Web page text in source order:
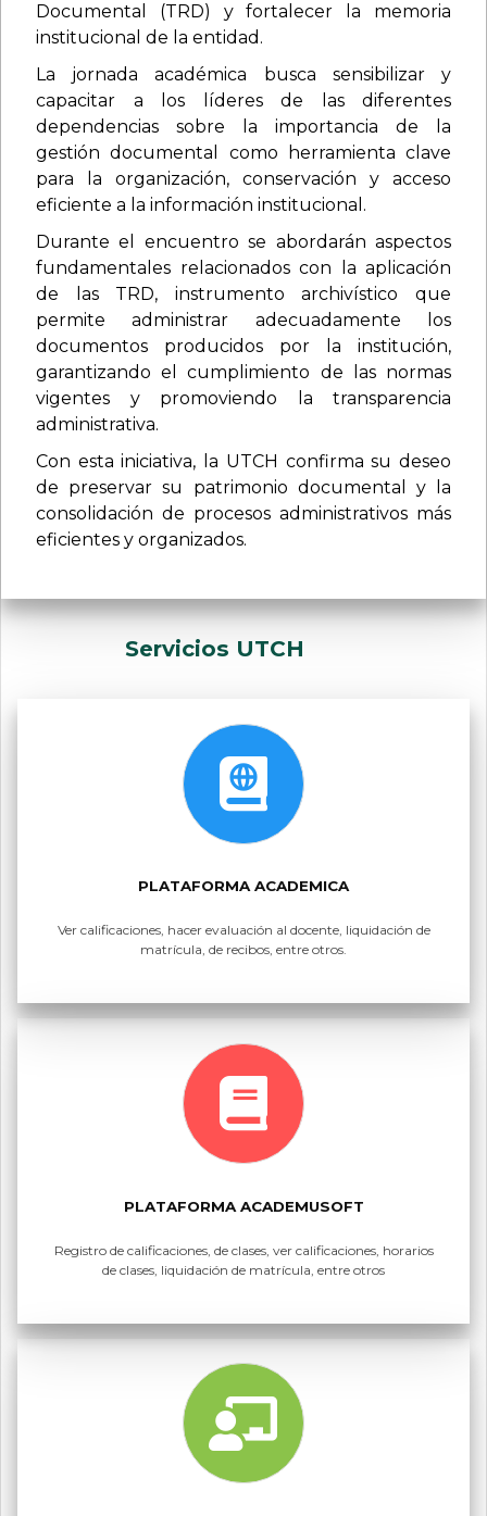
Documental (TRD) y fortalecer la memoria
institucional de la entidad.
La jornada académica busca sensibilizar y
capacitar a los líderes de las diferentes
dependencias sobre la importancia de la
gestión documental como herramienta clave
para la organización, conservación y acceso
eficiente a la información institucional.
Durante el encuentro se abordarán aspectos
fundamentales relacionados con la aplicación
de las TRD, instrumento archivístico que
permite administrar adecuadamente los
documentos producidos por la institución,
garantizando el cumplimiento de las normas
vigentes y promoviendo la transparencia
administrativa.
Con esta iniciativa, la UTCH confirma su deseo
de preservar su patrimonio documental y la
consolidación de procesos administrativos más
eficientes y organizados.
Servicios UTCH
PLATAFORMA ACADEMICA
Ver calificaciones, hacer evaluación al docente, liquidación de
matrícula, de recibos, entre otros.
PLATAFORMA ACADEMUSOFT
Registro de calificaciones, de clases, ver calificaciones, horarios
de clases, liquidación de matrícula, entre otros